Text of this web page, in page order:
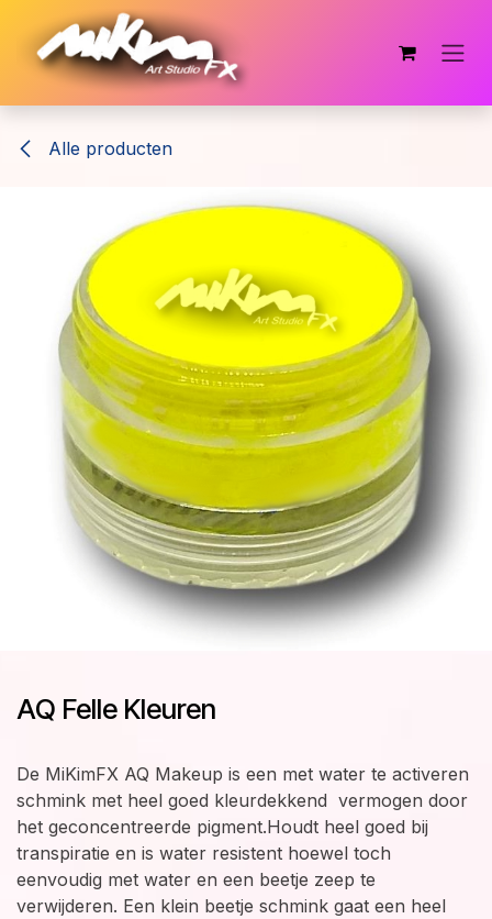
Overslaan naar inhoud
Alle producten
AQ Felle Kleuren
De MiKimFX AQ Makeup is een met water te activeren
schmink met heel goed kleurdekkend vermogen door
het geconcentreerde pigment.Houdt heel goed bij
transpiratie en is water resistent hoewel toch
eenvoudig met water en een beetje zeep te
verwijderen. Een klein beetje schmink gaat een heel